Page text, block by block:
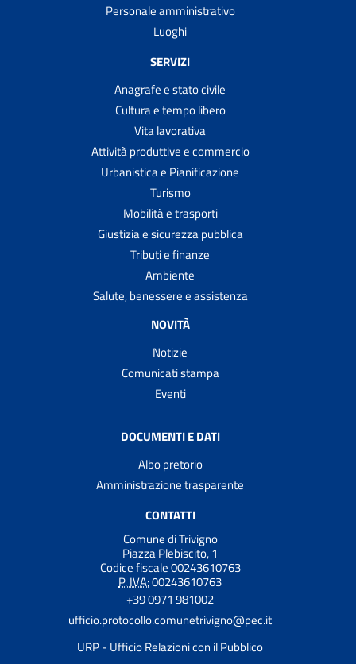
Personale amministrativo
Luoghi
SERVIZI
Anagrafe e stato civile
Cultura e tempo libero
Vita lavorativa
Attività produttive e commercio
Urbanistica e Pianificazione
Turismo
Mobilità e trasporti
Giustizia e sicurezza pubblica
Tributi e finanze
Ambiente
Salute, benessere e assistenza
NOVITÀ
Notizie
Comunicati stampa
Eventi
DOCUMENTI E DATI
Albo pretorio
Amministrazione trasparente
CONTATTI
Comune di Trivigno
Piazza Plebiscito, 1
Codice fiscale 00243610763
P. IVA:00243610763
+39 0971 981002
ufficio.protocollo.comunetrivigno@pec.it
URP - Ufficio Relazioni con il Pubblico